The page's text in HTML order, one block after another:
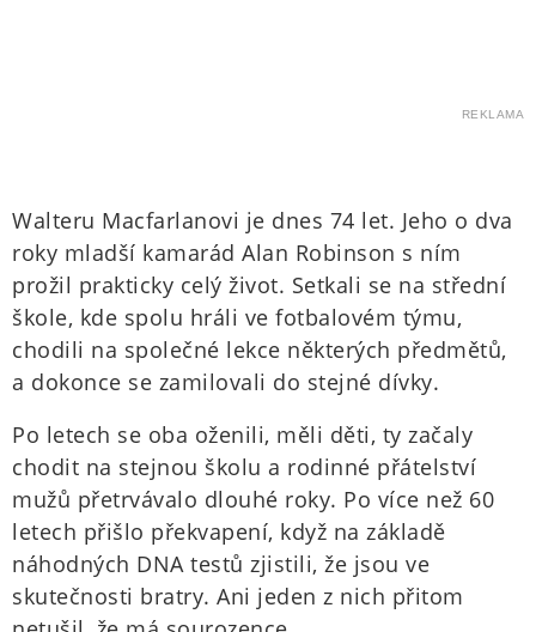
REKLAMA
Walteru Macfarlanovi je dnes 74 let. Jeho o dva
roky mladší kamarád Alan Robinson s ním
prožil prakticky celý život. Setkali se na střední
škole, kde spolu hráli ve fotbalovém týmu,
chodili na společné lekce některých předmětů,
a dokonce se zamilovali do stejné dívky.
Po letech se oba oženili, měli děti, ty začaly
chodit na stejnou školu a rodinné přátelství
mužů přetrvávalo dlouhé roky. Po více než 60
letech přišlo překvapení, když na základě
náhodných DNA testů zjistili, že jsou ve
skutečnosti bratry. Ani jeden z nich přitom